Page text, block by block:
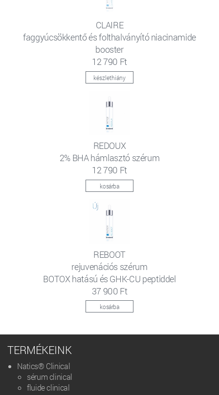
CLAIRE
faggyúcsökkentő és folthalványító niacinamide
booster
12 790 Ft
készlethiány
REDOUX
2% BHA hámlasztó szérum
12 790 Ft
kosárba
REBOOT
rejuvenációs szérum
BOTOX hatású és GHK-CU peptiddel
37 900 Ft
kosárba
TERMÉKEINK
Natics® Clinical
sérum clinical
fluide clinical